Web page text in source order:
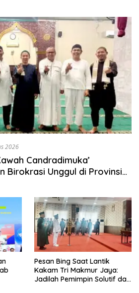
2026
Candradimuka’
Birokrasi Unggul di Provinsi
Pesan Bing Saat Lantik
Kakam Tri Makmur Jaya:
Jadilah Pemimpin Solutif dan